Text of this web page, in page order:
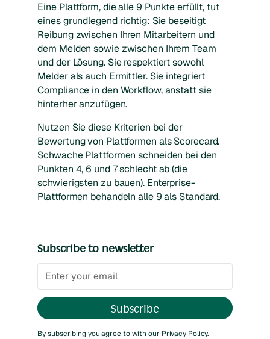
Eine Plattform, die alle 9 Punkte erfüllt, tut
eines grundlegend richtig: Sie beseitigt
Reibung zwischen Ihren Mitarbeitern und
dem Melden sowie zwischen Ihrem Team
und der Lösung. Sie respektiert sowohl
Melder als auch Ermittler. Sie integriert
Compliance in den Workflow, anstatt sie
hinterher anzufügen.
Nutzen Sie diese Kriterien bei der
Bewertung von Plattformen als Scorecard.
Schwache Plattformen schneiden bei den
Punkten 4, 6 und 7 schlecht ab (die
schwierigsten zu bauen). Enterprise-
Plattformen behandeln alle 9 als Standard.
Subscribe to newsletter
By subscribing you agree to with our Privacy Policy.